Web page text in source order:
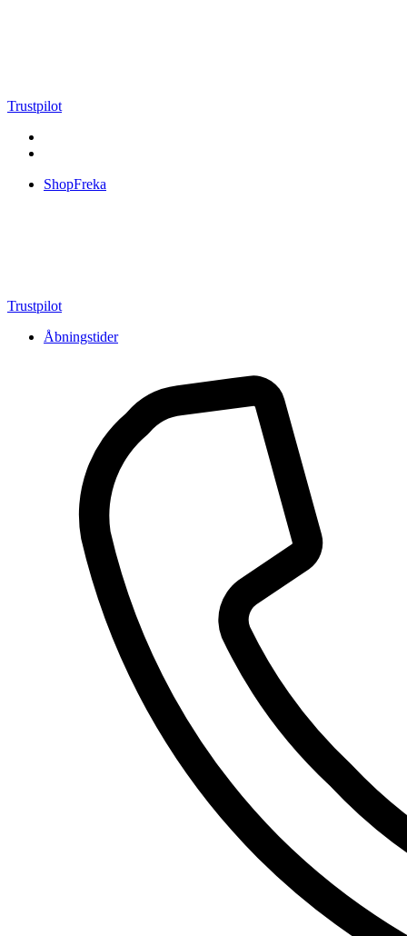
Trustpilot
ShopFreka
Trustpilot
Åbningstider